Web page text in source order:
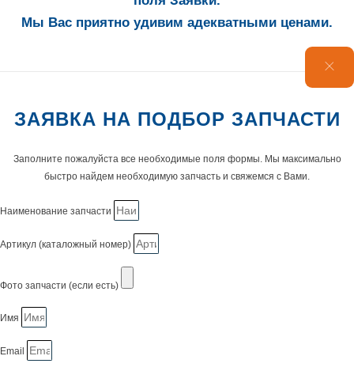
Мы Вас приятно удивим адекватными ценами.
ЗАЯВКА НА ПОДБОР ЗАПЧАСТИ
Заполните пожалуйста все необходимые поля формы. Мы максимально
быстро найдем необходимую запчасть и свяжемся с Вами.
Наименование запчасти
Артикул (каталожный номер)
Фото запчасти (если есть)
Имя
Email